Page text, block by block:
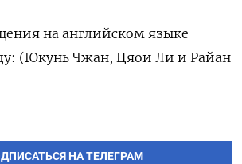
на английском языке
(Юкунь Чжан, Цяои Ли и Райан
НА ТЕЛЕГРАМ